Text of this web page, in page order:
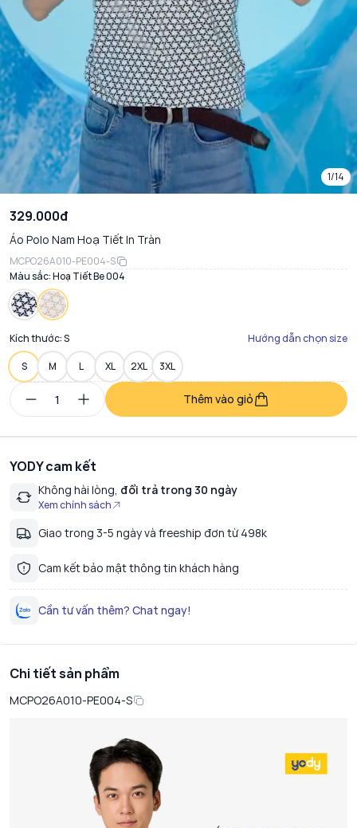
1/14
329.000đ
Áo Polo Nam Hoạ Tiết In Tràn
MCPO26A010-PE004-S
Màu sắc:Hoạ Tiết Be 004
Kích thước:S Hướng dẫn chọn size
S M L XL 2XL 3XL
Thêm vào giỏ
YODY cam kết
Không hài lòng, đổi trả trong 30 ngày
Xem chính sách
Giao trong 3-5 ngày và freeship đơn từ 498k
Cam kết bảo mật thông tin khách hàng
Cần tư vấn thêm? Chat ngay!
Chi tiết sản phẩm
MCPO26A010-PE004-S